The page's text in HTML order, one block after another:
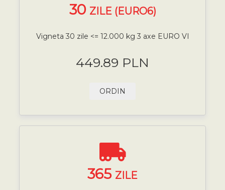
30 ZILE (EURO6)
Vigneta 30 zile <= 12.000 kg 3 axe EURO VI
449.89 PLN
ORDIN
365 ZILE